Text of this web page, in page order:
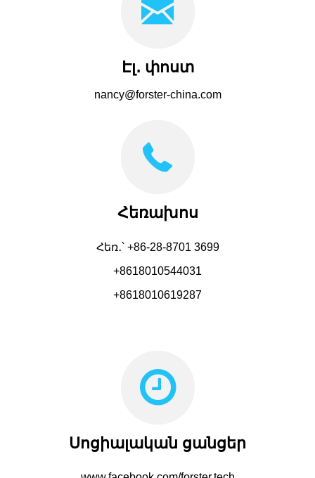
Էլ․ փոստ
nancy@forster-china.com
Հեռախոս
Հեռ․՝ +86-28-8701 3699
+8618010544031
+8618010619287
Սոցիալական ցանցեր